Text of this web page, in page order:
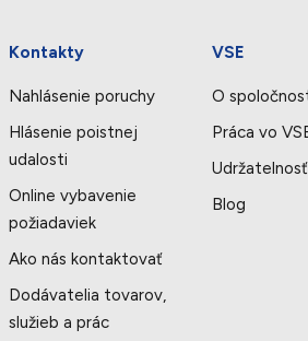
Kontakty
Nahlásenie poruchy
Hlásenie poistnej
udalosti
Online vybavenie
požiadaviek
Ako nás kontaktovať
Dodávatelia tovarov,
služieb a prác
VSE
O
Práca vo
Udržatelnosť
Blog